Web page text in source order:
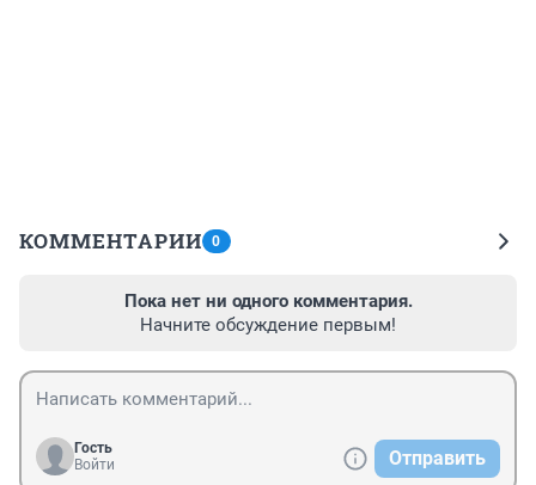
КОММЕНТАРИИ 0
Пока нет ни одного комментария.
Начните обсуждение первым!
Гость
Войти
Отправить